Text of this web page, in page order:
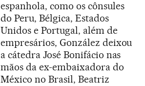
espanhola, como os cônsules
do Peru, Bélgica, Estados
Unidos e Portugal, além de
empresários, González deixou
a cátedra José Bonifácio nas
mãos da ex-embaixadora do
México no Brasil, Beatriz